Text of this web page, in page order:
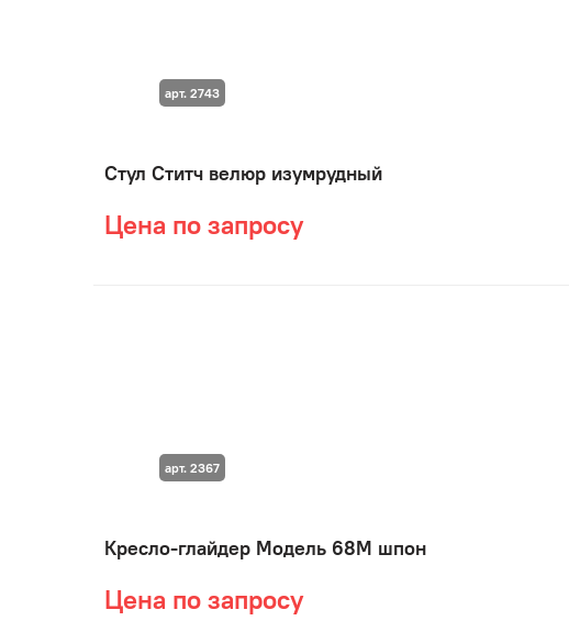
Стул Ститч велюр изумрудный
Цена по запросу
арт. 2743
Кресло-глайдер Модель 68М шпон
Цена по запросу
арт. 2367